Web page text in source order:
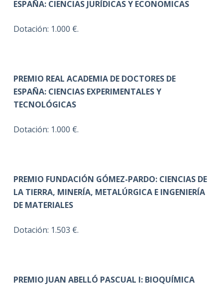
ESPAÑA: CIENCIAS JURÍDICAS Y ECONOMICAS
Dotación: 1.000 €.
PREMIO REAL ACADEMIA DE DOCTORES DE
ESPAÑA: CIENCIAS EXPERIMENTALES Y
TECNOLÓGICAS
Dotación: 1.000 €.
PREMIO FUNDACIÓN GÓMEZ-PARDO: CIENCIAS DE
LA TIERRA, MINERÍA, METALÚRGICA E INGENIERÍA
DE MATERIALES
Dotación: 1.503 €.
PREMIO JUAN ABELLÓ PASCUAL I: BIOQUÍMICA